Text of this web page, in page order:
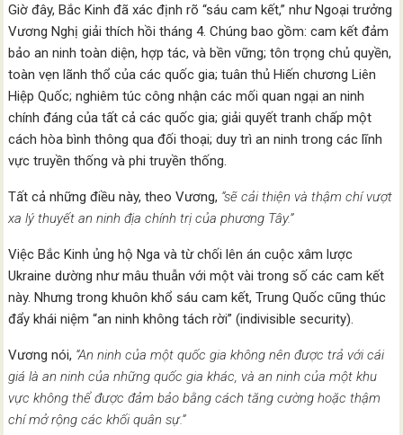
Giờ đây, Bắc Kinh đã xác định rõ “sáu cam kết,” như Ngoại trưởng
Vương Nghị giải thích hồi tháng 4. Chúng bao gồm: cam kết đảm
bảo an ninh toàn diện, hợp tác, và bền vững; tôn trọng chủ quyền,
toàn vẹn lãnh thổ của các quốc gia; tuân thủ Hiến chương Liên
Hiệp Quốc; nghiêm túc công nhận các mối quan ngại an ninh
chính đáng của tất cả các quốc gia; giải quyết tranh chấp một
cách hòa bình thông qua đối thoại; duy trì an ninh trong các lĩnh
vực truyền thống và phi truyền thống.
Tất cả những điều này, theo Vương, “sẽ cải thiện và thậm chí vượt
xa lý thuyết an ninh địa chính trị của phương Tây.”
Việc Bắc Kinh ủng hộ Nga và từ chối lên án cuộc xâm lược
Ukraine dường như mâu thuẫn với một vài trong số các cam kết
này. Nhưng trong khuôn khổ sáu cam kết, Trung Quốc cũng thúc
đẩy khái niệm “an ninh không tách rời” (indivisible security).
Vương nói, “An ninh của một quốc gia không nên được trả với cái
giá là an ninh của những quốc gia khác, và an ninh của một khu
vực không thể được đảm bảo bằng cách tăng cường hoặc thậm
chí mở rộng các khối quân sự.”